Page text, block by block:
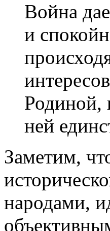
Война
и
Родиной,
ней
Заметим,
народами,